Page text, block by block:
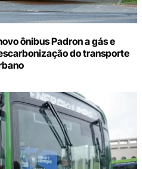
ônibus Padron a gás e
do transporte